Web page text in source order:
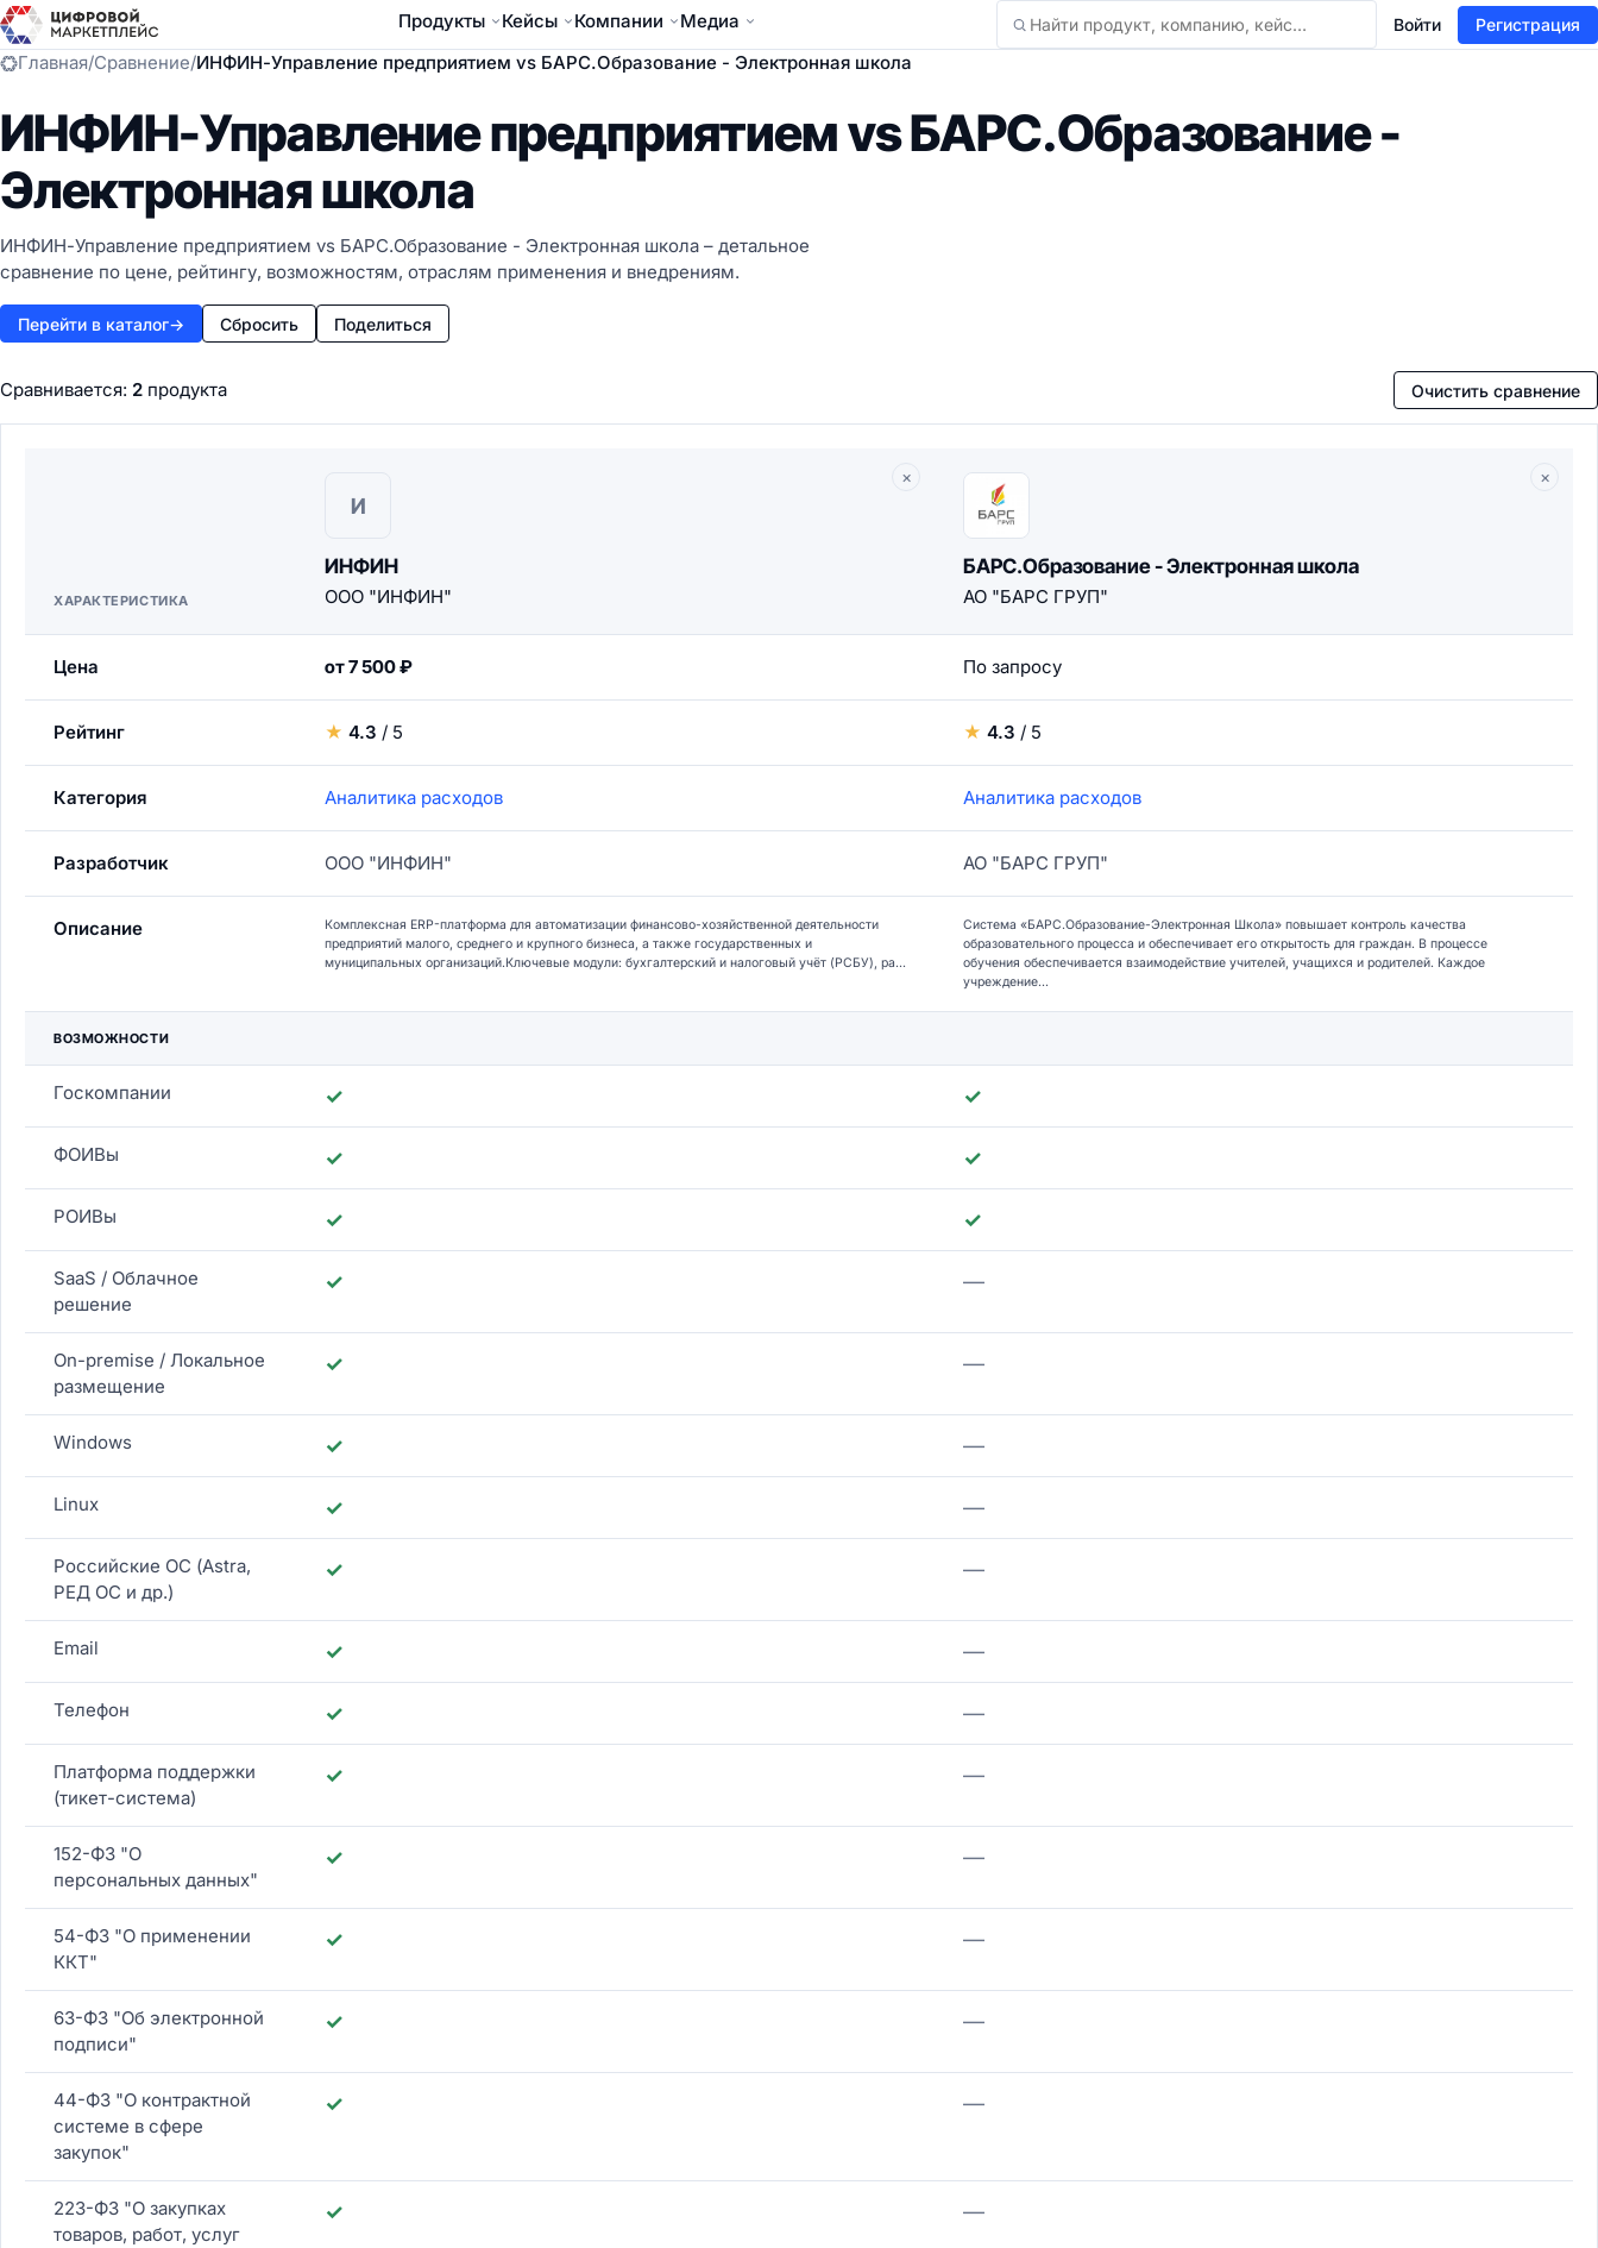
Продукты Кейсы Компании Медиа
Найти Войти Регистрация
Главная/Сравнение/ИНФИН-Управление предприятием vs БАРС.Образование - Электронная школа
ИНФИН-Управление предприятием vs БАРС.Образование -
Электронная школа
ИНФИН-Управление предприятием vs БАРС.Образование - Электронная школа – детальное
сравнение по цене, рейтингу, возможностям, отраслям применения и внедрениям.
Перейти в каталог→ Сбросить Поделиться
Сравнивается: 2 продукта Очистить сравнение
ХАРАКТЕРИСТИКА
×
И
ИНФИН
ООО "ИНФИН"
×
БАРС.Образование - Электронная школа
АО "БАРС ГРУП"
Цена от 7 500 ₽ По запросу
Рейтинг ★ 4.3 / 5 ★ 4.3 / 5
Категория Аналитика расходов Аналитика расходов
Разработчик ООО "ИНФИН" АО "БАРС ГРУП"
Описание
Комплексная ERP-платформа для автоматизации финансово-хозяйственной деятельности
предприятий малого, среднего и крупного бизнеса, а также государственных и
муниципальных организаций.Ключевые модули: бухгалтерский и налоговый учёт (РСБУ), ра...
Система «БАРС.Образование-Электронная Школа» повышает контроль качества
образовательного процесса и обеспечивает его открытость для граждан. В процессе
обучения обеспечивается взаимодействие учителей, учащихся и родителей. Каждое
учреждение...
ВОЗМОЖНОСТИ
Госкомпании ✓ ✓
ФОИВы ✓ ✓
РОИВы ✓ ✓
SaaS / Облачное
решение
✓ —
On-premise / Локальное
размещение
✓ —
Windows ✓ —
Linux ✓ —
Российские ОС (Astra,
РЕД ОС и др.)
✓ —
Email ✓ —
Телефон ✓ —
Платформа поддержки
(тикет-система)
✓ —
152-ФЗ "О
персональных данных"
✓ —
54-ФЗ "О применении
ККТ"
✓ —
63-ФЗ "Об электронной
подписи"
✓ —
44-ФЗ "О контрактной
системе в сфере
закупок"
✓ —
223-ФЗ "О закупках
товаров, работ, услуг
✓ —